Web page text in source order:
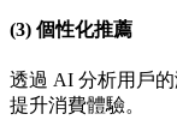
(3) 個性化推薦
透過 AI 分析用戶
提升消費體驗。